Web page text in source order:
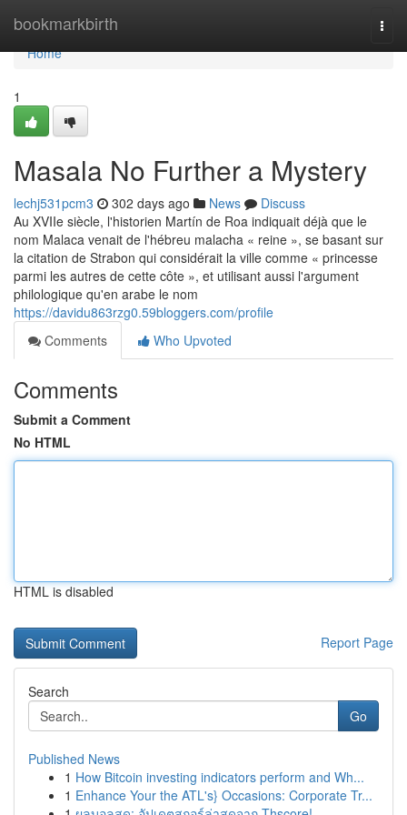
bookmarkbirth
Home
Home
1
Masala No Further a Mystery
lechj531pcm3 302 days ago News
Discuss
Au XVIIe siècle, l'historien Martín de Roa indiquait déjà que le
nom Malaca venait de l'hébreu malacha « reine », se basant sur
la citation de Strabon qui considérait la ville comme « princesse
parmi les autres de cette côte », et utilisant aussi l'argument
philologique qu'en arabe le nom
https://davidu863rzg0.59bloggers.com/profile
Comments
Who Upvoted
Comments
Submit a Comment
No HTML
HTML is disabled
Report Page
Search
Go
Published News
1 How Bitcoin investing indicators perform and Wh...
1 Enhance Your the ATL's} Occasions: Corporate Tr...